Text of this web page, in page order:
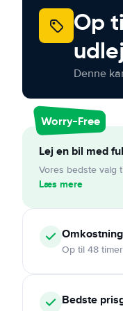
Op
Denne
Worry-Free
Lej en bil med
Vores bedste valg
Læs mere
Op til 48
Bedste